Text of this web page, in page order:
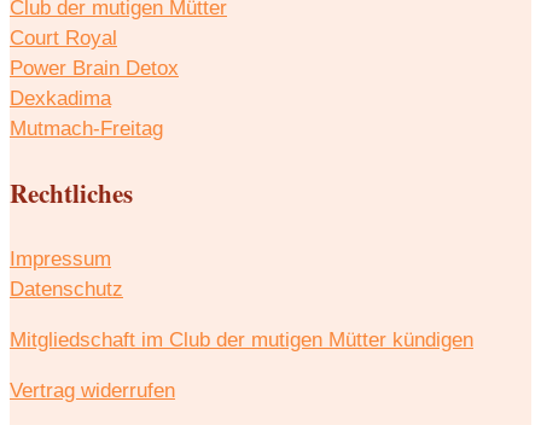
Club der mutigen Mütter
Court Royal
Power Brain Detox
Dexkadima
Mutmach-Freitag
Rechtliches
Impressum
Datenschutz
Mitgliedschaft im Club der mutigen Mütter kündigen
Vertrag widerrufen